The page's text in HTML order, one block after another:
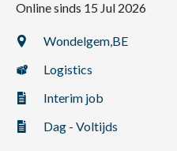
NL FR EN
Online sinds 15 Jul 2026
Wondelgem,BE
Logistics
Interim job
Dag - Voltijds